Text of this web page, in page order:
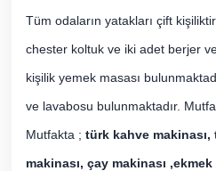
Tüm odaların yatakları çift
chester koltuk ve iki adet berjer
kişilik yemek masası
ve lavabosu bulunmaktadır.
Mutfakta ; türk kahve
makinası, çay makinası